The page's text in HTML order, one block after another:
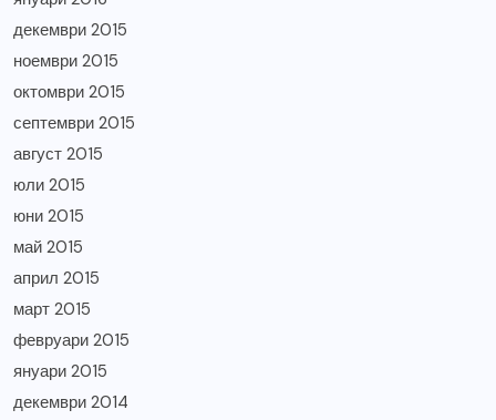
декември 2015
ноември 2015
октомври 2015
септември 2015
август 2015
юли 2015
юни 2015
май 2015
април 2015
март 2015
февруари 2015
януари 2015
декември 2014